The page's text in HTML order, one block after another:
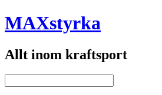
MAXstyrka
Allt inom kraftsport